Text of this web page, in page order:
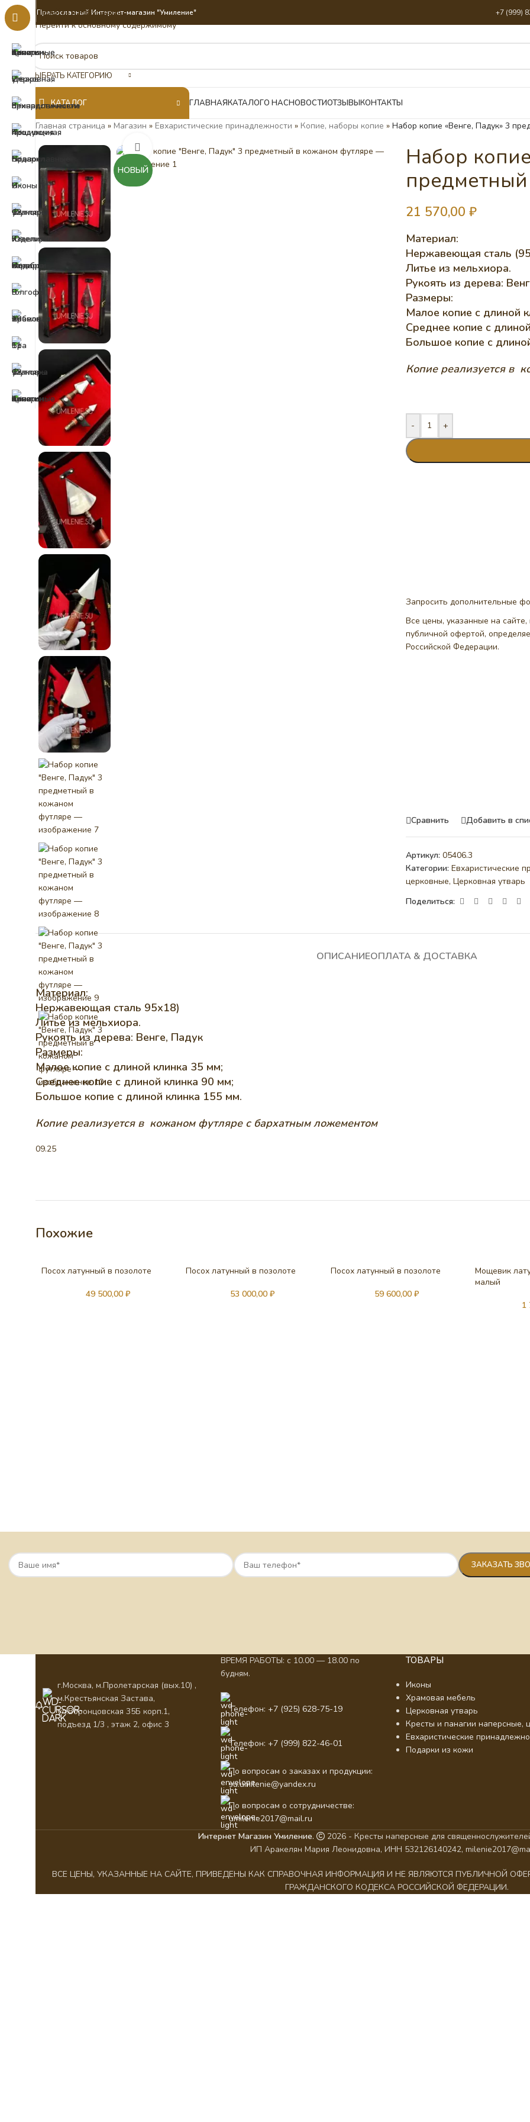
Перейти к навигации
Перейти к основному содержимому
Православный Интернет-магазин "Умиление" +7 (999)
ВЫБРАТЬ КАТЕГОРИЮ
КАТАЛОГ ГЛАВНАЯКАТАЛОГО НАСНОВОСТИОТЗЫВЫКОНТАКТЫ
Главная страница » Магазин » Евхаристические принадлежности » Копие, наборы копие » Набор копие «Венге, Падук» 3
НОВЫЙ
Нажмите, чтобы увеличить
Набор
21 570,00 ₽
Материал:
Нержавеющая сталь
Литье из мельхиора.
Рукоять из дерева:
Размеры:
Малое копие с длиной
Среднее копие с
Большое копие с
Копие реализуется в
- +
Запросить дополнительные
Все цены, указанные на
публичной офертой,
Российской Федерации.
Сравнить Добавить в
Артикул: 05406.3
Категории: Евхаристические
церковные, Церковная утварь
Поделиться:
ОПИСАНИЕОПЛАТА & ДОСТАВКА
Материал:
Нержавеющая сталь 95х18)
Литье из мельхиора.
Рукоять из дерева: Венге, Падук
Размеры:
Малое копие с длиной клинка 35 мм;
Среднее копие с длиной клинка 90 мм;
Большое копие с длиной клинка 155 мм.
Копие реализуется в кожаном футляре с бархатным ложементом
09.25
Похожие
Посох латунный в позолоте
49 500,00 ₽
Посох латунный в позолоте
53 000,00₽
Посох латунный в позолоте
59 600,00₽
Мощевик
малый
1
г.Москва, м.Пролетарская (вых.10) ,
м.Крестьянская Застава,
ул.Воронцовская 35Б корп.1,
подъезд 1/3 , этаж 2, офис 3
ВРЕМЯ РАБОТЫ: с 10.00 — 18.00 по
будням.
Телефон: +7 (925) 628-75-19
Телефон: +7 (999) 822-46-01
По вопросам о заказах и продукции:
su.umilenie@yandex.ru
По вопросам о сотрудничестве:
umilenie2017@mail.ru
ТОВАРЫ
Иконы
Храмовая мебель
Церковная утварь
Кресты и панагии наперсные,
Евхаристические
Подарки из кожи
Интернет Магазин Умиление.
2026 - Кресты наперсные для
ИП Аракелян Мария Леонидовна, ИНН 532126140242,
ВСЕ ЦЕНЫ, УКАЗАННЫЕ НА САЙТЕ, ПРИВЕДЕНЫ КАК СПРАВОЧНАЯ ИНФОРМАЦИЯ И НЕ ЯВЛЯЮТСЯ ПУБЛИЧНОЙ
ГРАЖДАНСКОГО КОДЕКСА РОССИЙСКОЙ ФЕДЕРАЦИИ.